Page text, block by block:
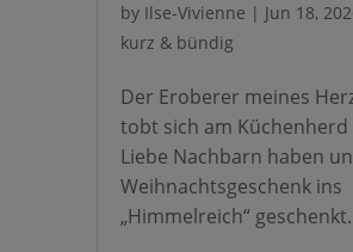
by Ilse-Vivienne | Jun 18,
kurz & bündig
Der Eroberer meines
tobt sich am Küchenherd
Liebe Nachbarn haben
Weihnachtsgeschenk ins
„Himmelreich“ geschenkt.